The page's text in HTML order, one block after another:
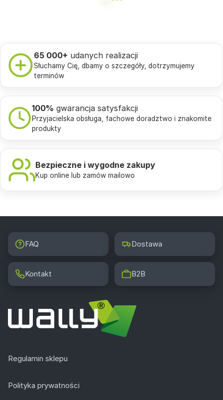
65 000+ udanych realizacji
Słuchamy Cię, dbamy o szczegóły, dotrzymujemy
terminów
100% gwarancja satysfakcji
Przyjacielska obsługa, fachowe doradztwo i znakomite
produkty
Bezpieczne i wygodne zakupy
Kup online lub zamów mailowo
FAQ Dostawa
Kontakt B2B
Regulamin sklepu
Polityka prywatności